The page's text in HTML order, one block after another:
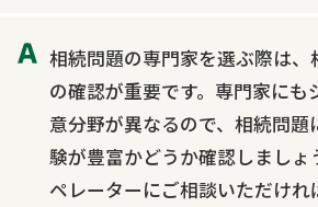
相続問題の専門家を選ぶ際は、
の確認が重要です。専門家にも
意分野が異なるので、相続問題
験が豊富かどうか確認しましょ
ペレーターにご相談いただけれ